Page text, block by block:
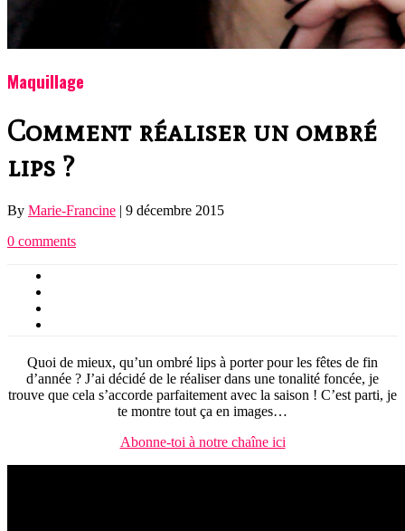
Maquillage
Comment réaliser un ombré
lips ?
By Marie-Francine | 9 décembre 2015
0 comments
Quoi de mieux, qu’un ombré lips à porter pour les fêtes de fin
d’année ? J’ai décidé de le réaliser dans une tonalité foncée, je
trouve que cela s’accorde parfaitement avec la saison ! C’est parti, je
te montre tout ça en images…
Abonne-toi à notre chaîne ici